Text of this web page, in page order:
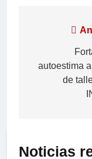
autoestima
de
Noticias